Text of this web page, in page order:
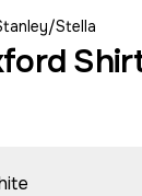
Stella